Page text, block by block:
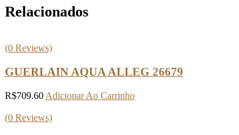
Relacionados
(0 Reviews)
GUERLAIN AQUA ALLEG 26679
R$709.60 Adicionar Ao Carrinho
(0 Reviews)